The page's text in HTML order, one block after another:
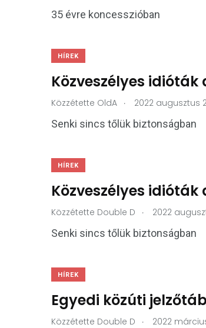
35 évre koncesszióban
HÍREK
Közveszélyes idióták
Közzétette OldA . 2022 augusztus
Senki sincs tőlük biztonságban
HÍREK
Közveszélyes idióták
Közzétette Double D . 2022
Senki sincs tőlük biztonságban
HÍREK
Egyedi közúti
Közzétette Double D . 2022